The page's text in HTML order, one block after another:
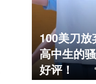
100美刀
高中生的
好评！